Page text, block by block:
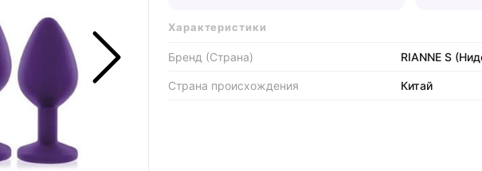
Характеристики
Бренд (Страна) RIANNE S
Страна происхождения Китай